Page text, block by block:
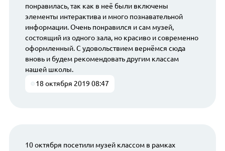
понравилась, так как в неё были включены
элементы интерактива и много познавательной
информации. Очень понравился и сам музей,
состоящий из одного зала, но красиво и современно
оформленный. С удовольствием вернёмся сюда
вновь и будем рекомендовать другим классам
нашей школы.
18 октября 2019 08:47
10 октября посетили музей классом в рамках